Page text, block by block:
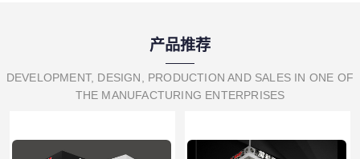
产品推荐
DEVELOPMENT, DESIGN, PRODUCTION AND SALES IN ONE OF
THE MANUFACTURING ENTERPRISES